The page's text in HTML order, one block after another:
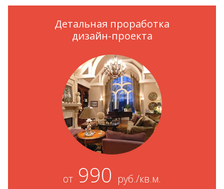
Детальная проработка
дизайн-проекта
от 990 руб./кв.м.